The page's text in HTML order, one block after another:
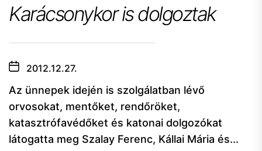
Karácsonykor is dolgoztak
2012.12.27.
Az ünnepek idején is szolgálatban lévő
orvosokat, mentőket, rendőröket,
katasztrófavédőket és katonai dolgozókat
látogatta meg Szalay Ferenc, Kállai Mária és...